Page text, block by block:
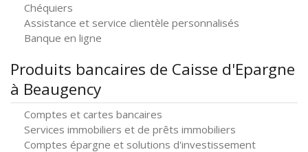
Chéquiers
Assistance et service clientèle personnalisés
Banque en ligne
Produits bancaires de Caisse d'Epargne
à Beaugency
Comptes et cartes bancaires
Services immobiliers et de prêts immobiliers
Comptes épargne et solutions d'investissement